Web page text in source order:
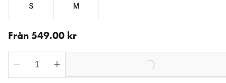
S
M
Från 549.00 kr